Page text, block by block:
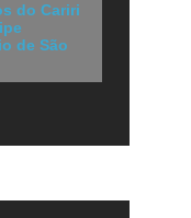
do Cariri
de São